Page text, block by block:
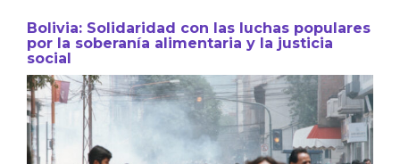
Bolivia: Solidaridad con las luchas populares
por la soberanía alimentaria y la justicia
social